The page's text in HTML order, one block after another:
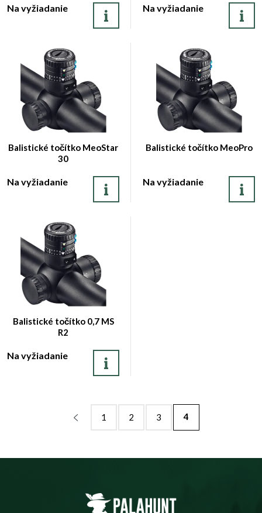
Na vyžiadanie Na vyžiadanie
Balistické točítko MeoStar
30
Na vyžiadanie
Balistické točítko MeoPro
Na vyžiadanie
Balistické točítko 0,7 MS
R2
Na vyžiadanie
1 2 3 4